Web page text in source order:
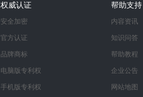
权威认证
安全加密
官方认证
品牌商标
电脑版专利权
手机版专利权
帮助支持
内容资讯
知识问答
帮助教程
企业公告
网站地图